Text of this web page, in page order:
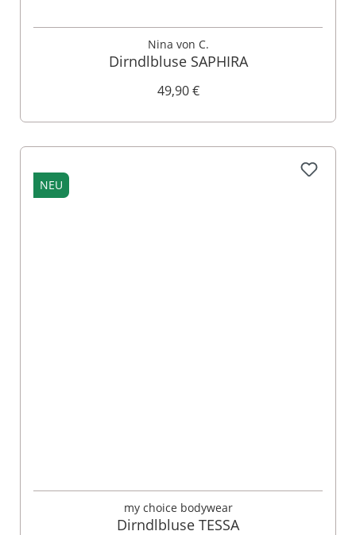
Nina von C.
Dirndlbluse SAPHIRA
49,90 €
NEU
my choice bodywear
Dirndlbluse TESSA